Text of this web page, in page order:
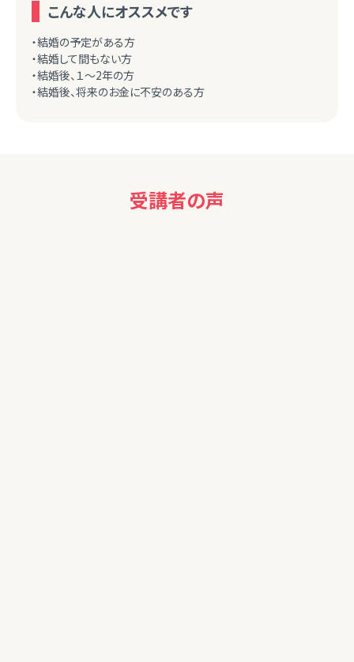
こんな人にオススメです
・結婚の予定がある方
・結婚して間もない方
・結婚後、１～2年の方
・結婚後、将来のお金に不安のある方
受講者の声